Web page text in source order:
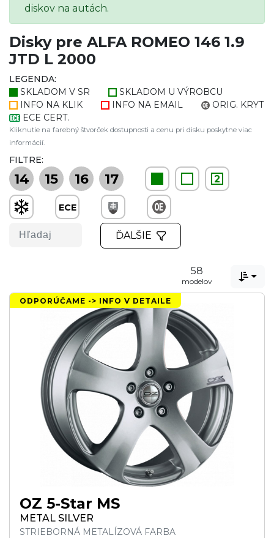
diskov na autách.
Disky pre ALFA ROMEO 146 1.9
JTD L 2000
LEGENDA:
SKLADOM V SR
SKLADOM U VÝROBCU
INFO NA KLIK
INFO NA EMAIL
ORIG. KRYT
ECE CERT.
Kliknutie na farebný štvorček dostupnosti a cenu pri disku poskytne viac
informácií.
FILTRE:
14 15 16 17 2
ECE
ĎALŠIE
58
modelov 
ODPORÚČAME -> INFO V DETAILE
OZ 5-Star MS
METAL SILVER
STRIEBORNÁ METALÍZOVÁ FARBA